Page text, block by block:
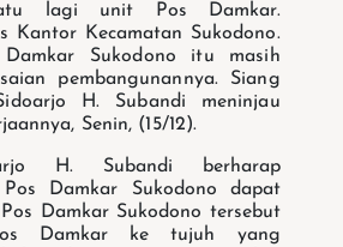
lagi unit Pos Damkar.
Kantor Kecamatan Sukodono.
Sukodono itu masih
pembangunannya. Siang
H. Subandi meninjau
Senin, (15/12).
H. Subandi berharap
Pos Damkar Sukodono dapat
Damkar Sukodono tersebut
Damkar ke tujuh yang